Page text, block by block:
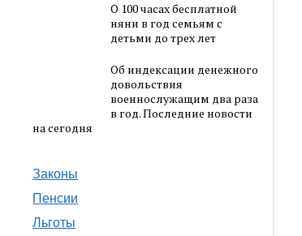
О 100 часах бесплатной
няни в год семьям с
детьми до трех лет
Об индексации денежного
довольствия
военнослужащим два раза
в год. Последние новости
на сегодня
Законы
Пенсии
Льготы